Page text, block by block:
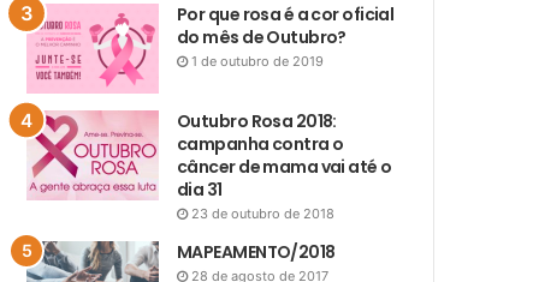
Por que rosa é a cor oficial
do mês de Outubro?
1 de outubro de 2019
Outubro Rosa 2018:
campanha contra o
câncer de mama vai até o
dia 31
23 de outubro de 2018
MAPEAMENTO/2018
28 de agosto de 2017